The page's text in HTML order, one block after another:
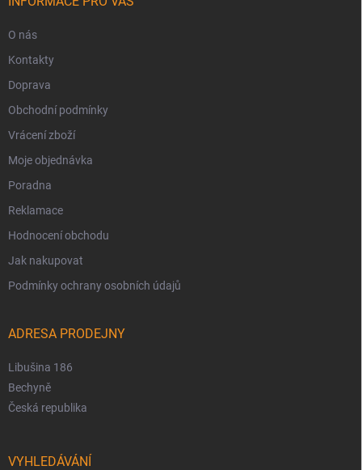
O nás
Kontakty
Doprava
Obchodní podmínky
Vrácení zboží
Moje objednávka
Poradna
Reklamace
Hodnocení obchodu
Jak nakupovat
Podmínky ochrany osobních údajů
ADRESA PRODEJNY
Libušina 186
Bechyně
Česká republika
VYHLEDÁVÁNÍ